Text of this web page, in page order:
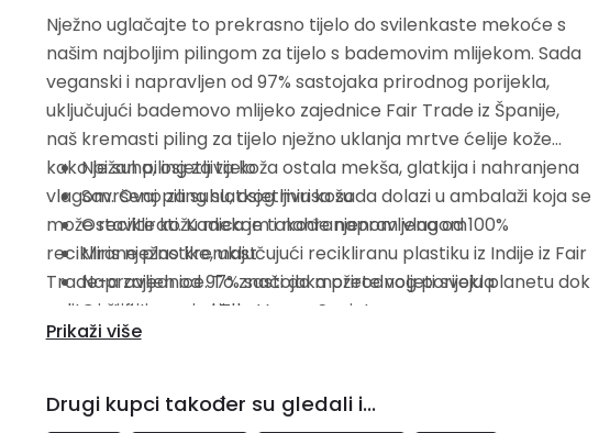
Nježno uglačajte to prekrasno tijelo do svilenkaste mekoće s
našim najboljim pilingom za tijelo s bademovim mlijekom. Sada
veganski i napravljen od 97% sastojaka prirodnog porijekla,
uključujući bademovo mlijeko zajednice Fair Trade iz Španije,
naš kremasti piling za tijelo nježno uklanja mrtve ćelije kože
kako bi suha, osjetljiva koža ostala mekša, glatkija i nahranjena
vlagom. Ovaj piling slatkog mirisa sada dolazi u ambalaži koja se
može reciklirati. Kadica je takođe napravljena od 100%
reciklirane plastike, uključujući recikliranu plastiku iz Indije iz Fair
Trade-a zajednice. To znači da možete voljeti svoju planetu dok
volite i čistite svoje tijelo.
Nježan piling za tijelo
Savršeno za suhu, osjetljivu kožu
Ostavite kožu mekom i nahranjenom vlagom
Miris nježno kremast
Napravljen od 97% sastojaka prirodnog porijekla
Certificirano od The Vegan Society
Prikaži više
Drugi kupci također su gledali i...